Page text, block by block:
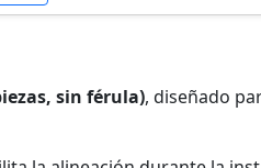
sin férula), diseñado